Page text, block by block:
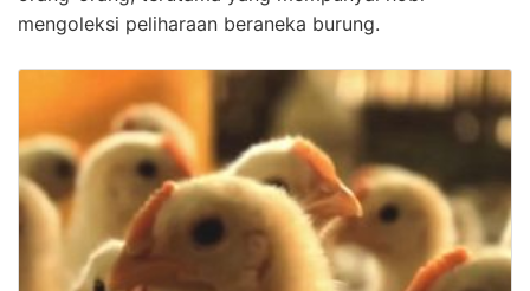
mengoleksi peliharaan beraneka burung.